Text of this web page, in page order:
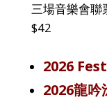
三場音樂會聯
$42
2026
2026龍吟